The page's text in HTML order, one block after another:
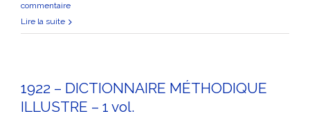
commentaire
Lire la suite
1922 – DICTIONNAIRE MÉTHODIQUE
ILLUSTRE – 1 vol.